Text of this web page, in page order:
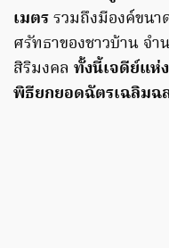
เมตรรวมถึงมีองค์ขนา
ศรัทธาของชาวบ้าน จำ
สิริมงคล ทั้งนี้เจดีย์แห่
พิธียกยอดฉัตรเฉลิมฉ